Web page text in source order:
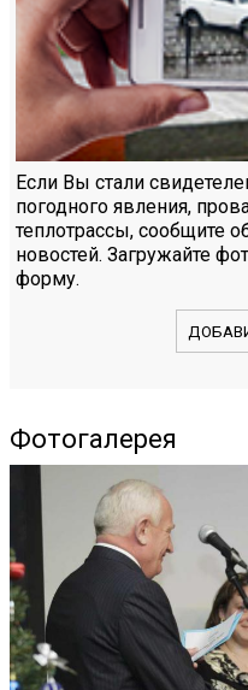
Если Вы стали
погодного явления,
теплотрассы, сообщите
новостей. Загружайте
форму.
Фотогалерея